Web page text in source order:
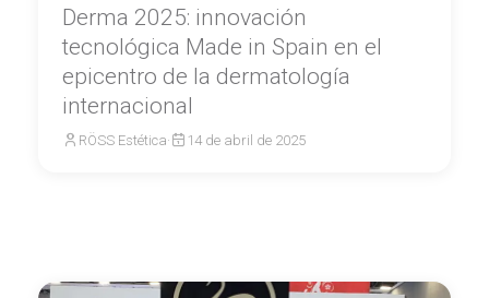
Derma 2025: innovación
tecnológica Made in Spain en el
epicentro de la dermatología
internacional
RÖSS Estética· 14 de abril de 2025